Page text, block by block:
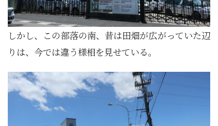
しかし、この部落の南、昔は田畑が広がっていた辺
りは、今では違う様相を見せている。